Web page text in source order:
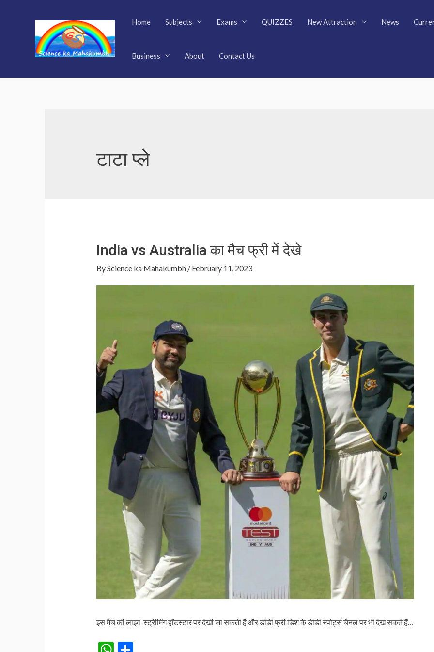
Home Subjects Exams QUIZZES New Attraction News
Business About Contact Us
टाटा प्ले
India vs Australia का मैच फ्री में देखे
ByScience ka Mahakumbh / February 11, 2023
इस मैच की लाइव-स्ट्रीमिंग हॉटस्टार पर देखी जा सकती है और डीडी फ्री डिश के डीडी स्पोर्ट्स चैनल पर भी देख सकते हैं…